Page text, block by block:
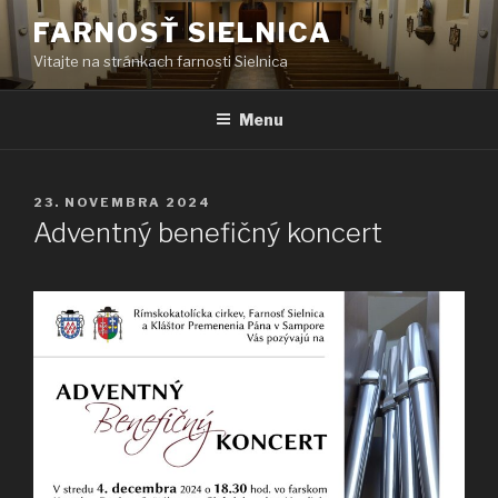
Prejsť
na
obsah
FARNOSŤ SIELNICA
Vitajte na stránkach farnosti Sielnica
Menu
PUBLIKOVANÉ
23. NOVEMBRA 2024
Adventný benefičný koncert